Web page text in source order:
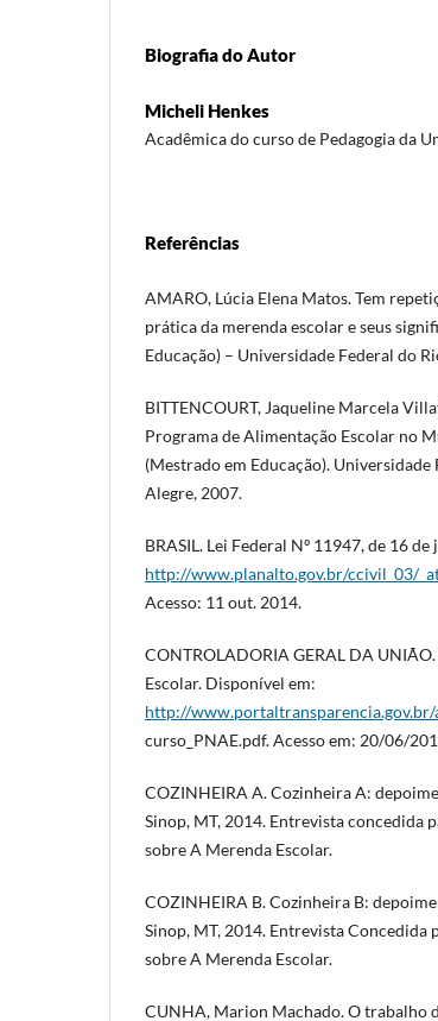
Biografia do Autor
Micheli Henkes
Acadêmica do curso de Pedagogia da
Referências
AMARO, Lúcia Elena Matos. Tem
prática da merenda escolar e seus
Educação) – Universidade Federal do
BITTENCOURT, Jaqueline Marcela
Programa de Alimentação Escolar no
(Mestrado em Educação).
Alegre, 2007.
BRASIL. Lei Federal Nº 11947, de 16
http://www.planalto.gov.br/ccivil_03/
Acesso: 11 out. 2014.
CONTROLADORIA GERAL DA
Escolar. Disponível em:
http://
curso_PNAE.pdf. Acesso em: 20/06/
COZINHEIRA A. Cozinheira A:
Sinop, MT, 2014. Entrevista concedida
sobre A Merenda Escolar.
COZINHEIRA B. Cozinheira B:
Sinop, MT, 2014. Entrevista Concedida
sobre A Merenda Escolar.
CUNHA, Marion Machado. O trabalho